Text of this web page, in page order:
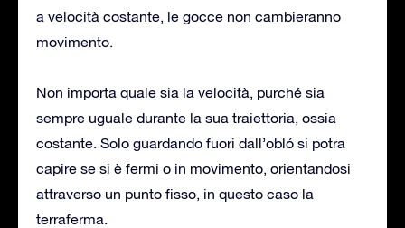
a velocità costante, le gocce non cambieranno
movimento.
Non importa quale sia la velocità, purché sia
sempre uguale durante la sua traiettoria, ossia
costante. Solo guardando fuori dall’obló si potra
capire se si è fermi o in movimento, orientandosi
attraverso un punto fisso, in questo caso la
terraferma.